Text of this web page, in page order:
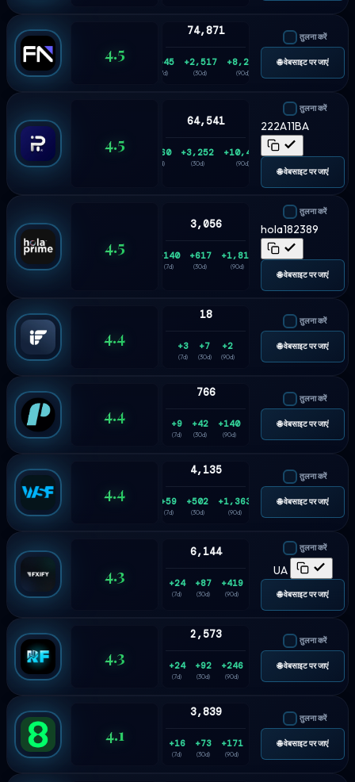
4.5
74,871
+545
(7d)
+2,517
(30d)
+8,228
(90d)
तुलना करें
🌐 वेबसाइट पर जाएं
4.5
64,541
+860
(7d)
+3,252
(30d)
+10,416
(90d)
तुलना करें
222A11BA
🌐 वेबसाइट पर जाएं
4.5
3,056
+140
(7d)
+617
(30d)
+1,815
(90d)
तुलना करें
hola182389
🌐 वेबसाइट पर जाएं
4.4
18
+3
(7d)
+7
(30d)
+2
(90d)
तुलना करें
🌐 वेबसाइट पर जाएं
4.4
766
+9
(7d)
+42
(30d)
+140
(90d)
तुलना करें
🌐 वेबसाइट पर जाएं
4.4
4,135
+59
(7d)
+502
(30d)
+1,363
(90d)
तुलना करें
🌐 वेबसाइट पर जाएं
4.3
6,144
+24
(7d)
+87
(30d)
+419
(90d)
तुलना करें
UA
🌐 वेबसाइट पर जाएं
4.3
2,573
+24
(7d)
+92
(30d)
+246
(90d)
तुलना करें
🌐 वेबसाइट पर जाएं
4.1
3,839
+16
(7d)
+73
(30d)
+171
(90d)
तुलना करें
🌐 वेबसाइट पर जाएं